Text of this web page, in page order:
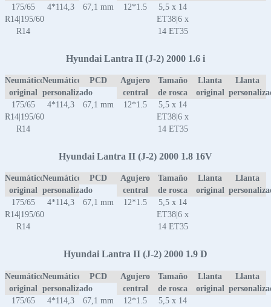
175/65
R14|195/60
R14
4*114,3 67,1 mm 12*1.5
5,5 x 14
ET38|6 x
14 ET35
Hyundai Lantra II (J-2) 2000 1.6 i
Neumático
original
Neumático
personalizado
PCD
Agujero
central
Tamaño
de rosca
Llanta
original
Llanta
175/65
R14|195/60
R14
4*114,3 67,1 mm 12*1.5
5,5 x 14
ET38|6 x
14 ET35
Hyundai Lantra II (J-2) 2000 1.8 16V
Neumático
original
Neumático
personalizado
PCD
Agujero
central
Tamaño
de rosca
Llanta
original
Llanta
175/65
R14|195/60
R14
4*114,3 67,1 mm 12*1.5
5,5 x 14
ET38|6 x
14 ET35
Hyundai Lantra II (J-2) 2000 1.9 D
Neumático
original
Neumático
personalizado
PCD
Agujero
central
Tamaño
de rosca
Llanta
original
Llanta
175/65
4*114,3 67,1 mm 12*1.5
5,5 x 14